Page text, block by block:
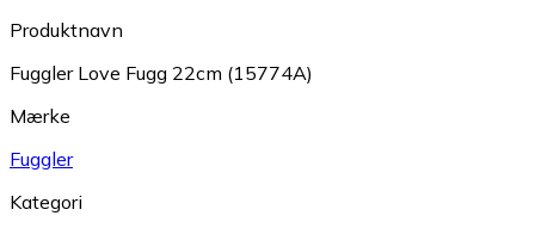
Produktnavn
Fuggler Love Fugg 22cm (15774A)
Mærke
Fuggler
Kategori